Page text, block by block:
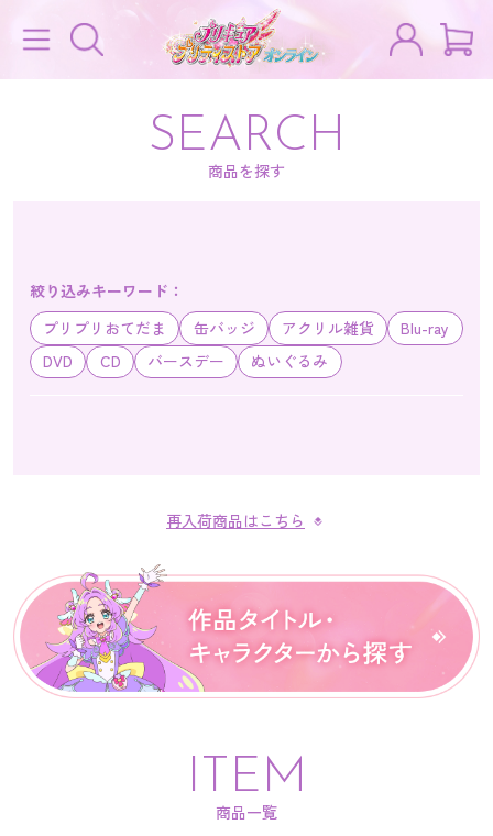
SEARCH
商品を探す
絞り込みキーワード：
プリプリおてだま
缶バッジ アクリル雑貨
Blu-ray
DVD
CD バースデー ぬいぐるみ
再入荷商品はこちら
ITEM
商品一覧